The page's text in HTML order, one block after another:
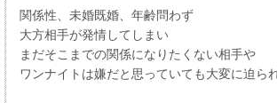
関係性、未婚既婚、年齢問わず
大方相手が発情してしまい
まだそこまでの関係になりたくない相手や
ワンナイトは嫌だと思っていても大変に迫ら